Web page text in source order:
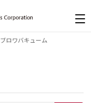
ブロワバキューム